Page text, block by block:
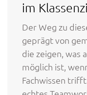
im
Der Weg zu
geprägt von
die zeigen, was
möglich ist,
Fachwissen